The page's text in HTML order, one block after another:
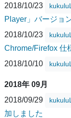
2018/10/23
Player」バージョ
2018/10/23
Chrome/Firefox 仕
2018/10/10
2018年 09月
2018/09/29
加しました